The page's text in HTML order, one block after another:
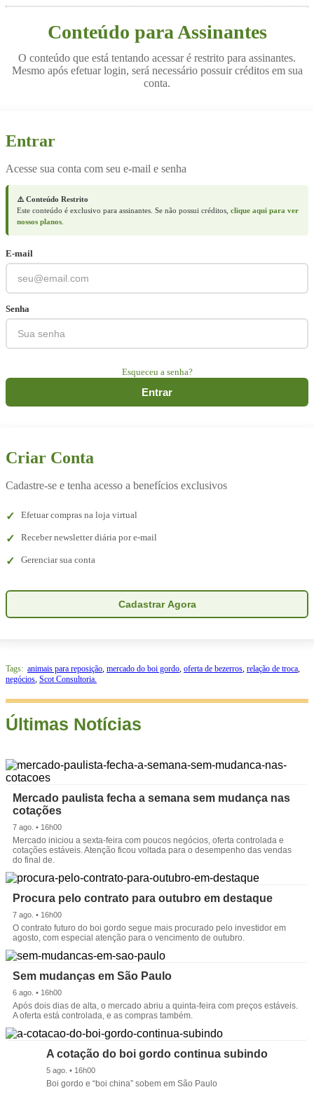
Conteúdo para Assinantes
O conteúdo que está tentando acessar é restrito para assinantes.
Mesmo após efetuar login, será necessário possuir créditos em sua
conta.
Entrar
Acesse sua conta com seu e-mail e senha
⚠️ Conteúdo Restrito
Este conteúdo é exclusivo para assinantes. Se não possui créditos, clique aqui para ver
nossos planos
E-mail
Senha
Esqueceu a senha?
Entrar
Criar Conta
Cadastre-se e tenha acesso a benefícios exclusivos
Efetuar compras na loja virtual
Receber newsletter diária por e-mail
Gerenciar sua conta
Cadastrar Agora
Tags: animais para reposição, mercado do boi gordo, oferta de bezerros, relação de troca,
negócios, Scot Consultoria.
Últimas Notícias
Mercado paulista fecha a semana sem mudança nas
cotações
7 ago. • 16h00
Mercado iniciou a sexta-feira com poucos negócios, oferta controlada e
cotações estáveis. Atenção ficou voltada para o desempenho das vendas
do final de.
Procura pelo contrato para outubro em destaque
7 ago. • 16h00
O contrato futuro do boi gordo segue mais procurado pelo investidor em
agosto, com especial atenção para o vencimento de outubro.
Sem mudanças em São Paulo
6 ago. • 16h00
Após dois dias de alta, o mercado abriu a quinta-feira com preços estáveis.
A oferta está controlada, e as compras também.
A cotação do boi gordo continua subindo
5 ago. • 16h00
Boi gordo e “boi china” sobem em São Paulo